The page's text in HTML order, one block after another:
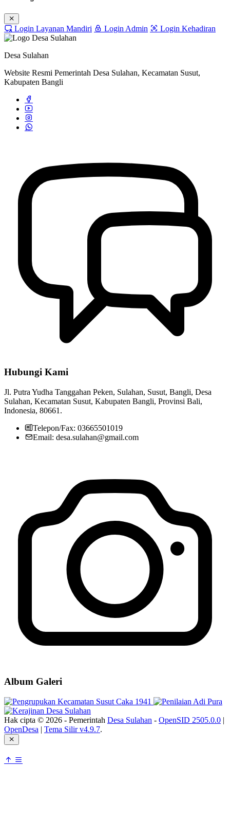
Login Layanan Mandiri Login Admin Login Kehadiran
Desa Sulahan
Website Resmi Pemerintah Desa Sulahan, Kecamatan Susut,
Kabupaten Bangli
Hubungi Kami
Jl. Putra Yudha Tanggahan Peken, Sulahan, Susut, Bangli, Desa
Sulahan, Kecamatan Susut, Kabupaten Bangli, Provinsi Bali,
Indonesia, 80661.
Telepon/Fax: 03665501019
Email: desa.sulahan@gmail.com
Album Galeri
Hak cipta © 2026 - Pemerintah Desa Sulahan - OpenSID 2505.0.0 |
OpenDesa | Tema Silir v4.9.7.